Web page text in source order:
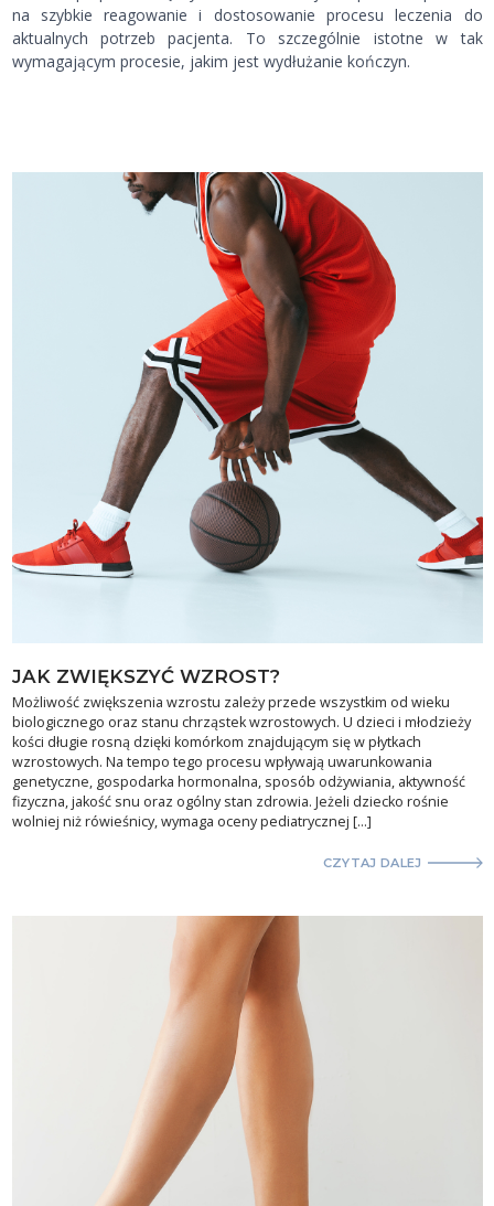
na szybkie reagowanie i dostosowanie procesu leczenia do
aktualnych potrzeb pacjenta. To szczególnie istotne w tak
wymagającym procesie, jakim jest wydłużanie kończyn.
JAK ZWIĘKSZYĆ WZROST?
Możliwość zwiększenia wzrostu zależy przede wszystkim od wieku
biologicznego oraz stanu chrząstek wzrostowych. U dzieci i młodzieży
kości długie rosną dzięki komórkom znajdującym się w płytkach
wzrostowych. Na tempo tego procesu wpływają uwarunkowania
genetyczne, gospodarka hormonalna, sposób odżywiania, aktywność
fizyczna, jakość snu oraz ogólny stan zdrowia. Jeżeli dziecko rośnie
wolniej niż rówieśnicy, wymaga oceny pediatrycznej […]
CZYTAJ DALEJ